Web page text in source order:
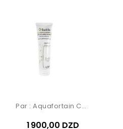
Par : Aquafortain Cosmetics
1 900,00 DZD